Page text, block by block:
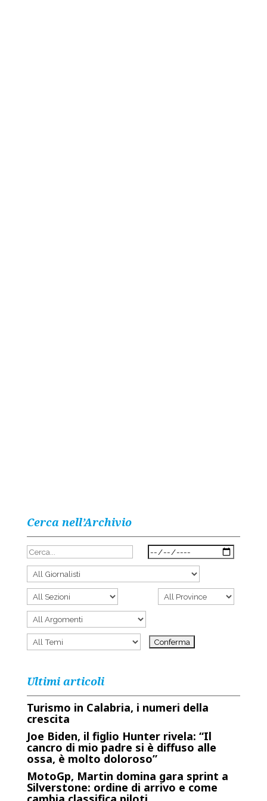
Cerca nell’Archivio
Ultimi articoli
Turismo in Calabria, i numeri della
crescita
Joe Biden, il figlio Hunter rivela: “Il
cancro di mio padre si è diffuso alle
ossa, è molto doloroso”
MotoGp, Martin domina gara sprint a
Silverstone: ordine di arrivo e come